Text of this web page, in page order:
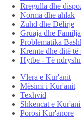
Rregulla dhe
Norma dhe ahlak
Zuhd dhe Dëlirje
Gruaja dhe Familja
Problematika
Kremte dhe ditë të
Hytbe - Të
Vlera e Kur'anit
Mësimi i Kur'anit
Texhvid
Shkencat e
Porosi Kur'anore